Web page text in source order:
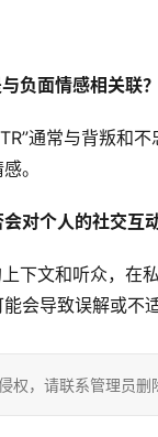
负面情感相关联？
通常与背叛和
。
对个人的社交互
下文和听众，在
会导致误解或不适
权，请联系管理